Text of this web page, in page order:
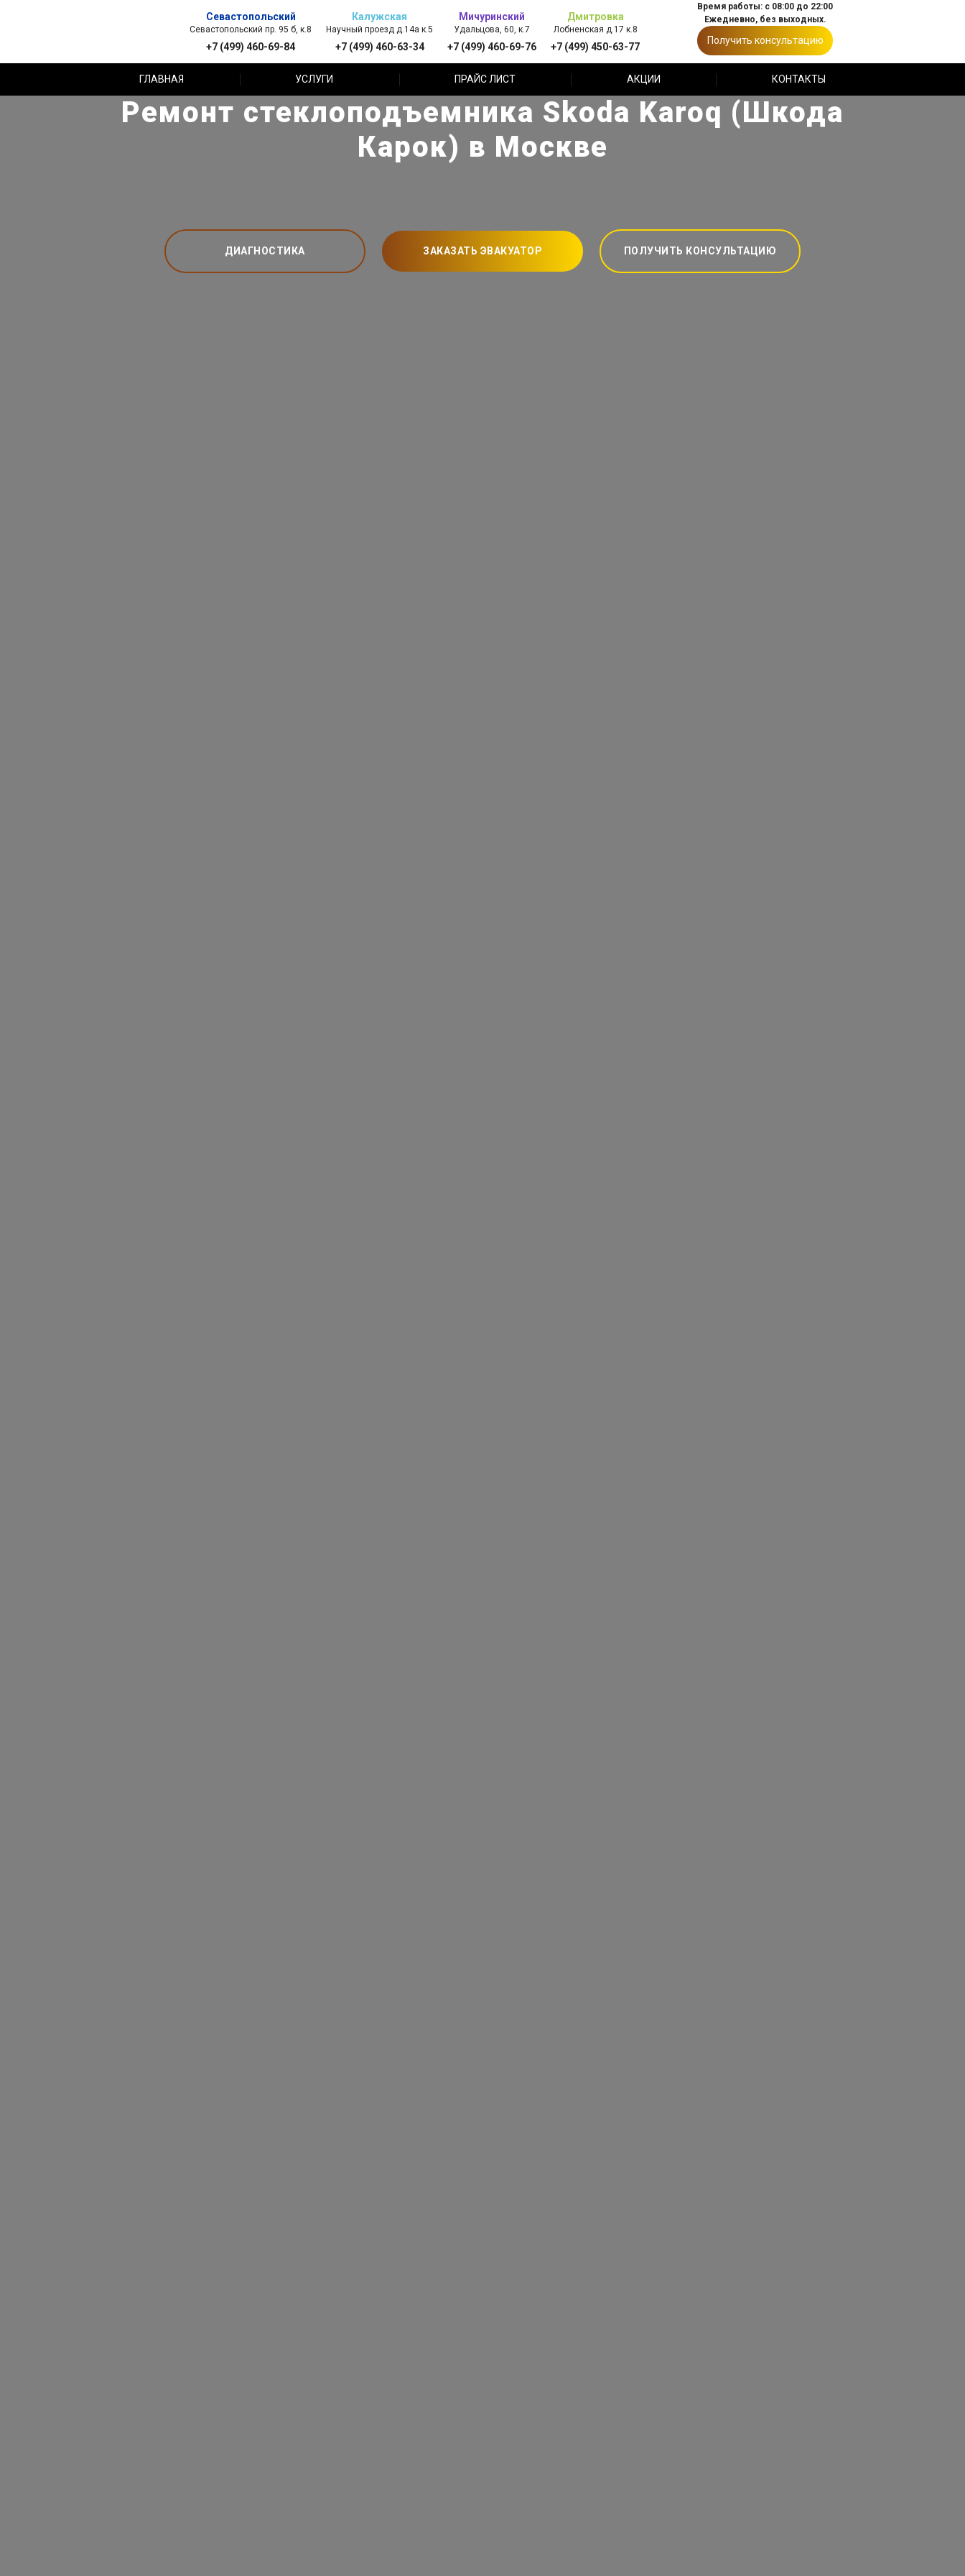
Севастопольский
Севастопольский пр. 95 б, к.8
+7 (499) 460-69-84
Калужская
Научный проезд д.14а к.5
+7 (499) 460-63-34
Мичуринский
Удальцова, 60, к.7
+7 (499) 460-69-76
Дмитровка
Лобненская д.17 к.8
+7 (499) 450-63-77
Время работы: с 08:00 до 22:00
Ежедневно, без выходных.
Получить консультацию
ГЛАВНАЯ УСЛУГИ ПРАЙС ЛИСТ АКЦИИ КОНТАКТЫ
Ремонт стеклоподъемника Skoda Karoq (Шкода
Карок) в Москве
ДИАГНОСТИКА ЗАКАЗАТЬ ЭВАКУАТОР ПОЛУЧИТЬ КОНСУЛЬТАЦИЮ